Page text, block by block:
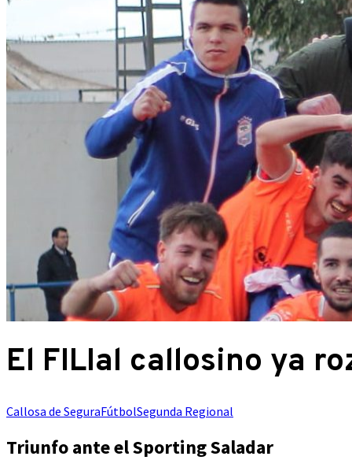
El FILIal callosino ya
Callosa de SeguraFútbolSegunda Regional
Triunfo ante el Sporting Saladar